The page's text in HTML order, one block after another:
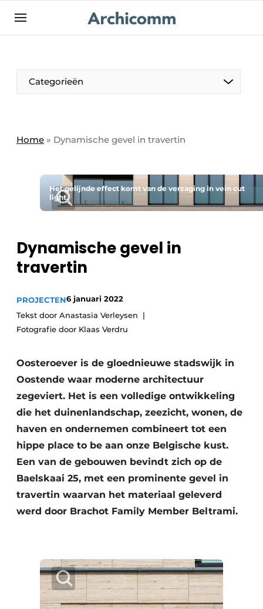
NL be-FR
Categorieën
Home » Dynamische gevel in travertin
Het gelijnde effect komt van de verzaging in vein cut
light.
Dynamische gevel in
travertin
PROJECTEN6 januari 2022
Tekst door Anastasia Verleysen
Fotografie door Klaas Verdru
Oosteroever is de gloednieuwe stadswijk in
Oostende waar moderne architectuur
zegeviert. Het is een volledige ontwikkeling
die het duinenlandschap, zeezicht, wonen, de
haven en ondernemen combineert tot een
hippe place to be aan onze Belgische kust.
Een van de gebouwen bevindt zich op de
Baelskaai 25, met een prominente gevel in
travertin waarvan het materiaal geleverd
werd door Brachot Family Member Beltrami.